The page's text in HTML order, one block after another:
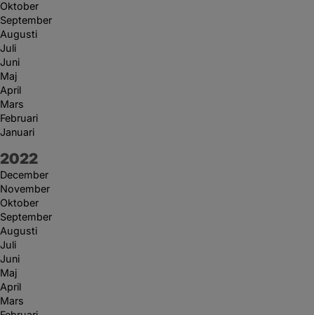
Oktober
September
Augusti
Juli
Juni
Maj
April
Mars
Februari
Januari
År:
2022
December
November
Oktober
September
Augusti
Juli
Juni
Maj
April
Mars